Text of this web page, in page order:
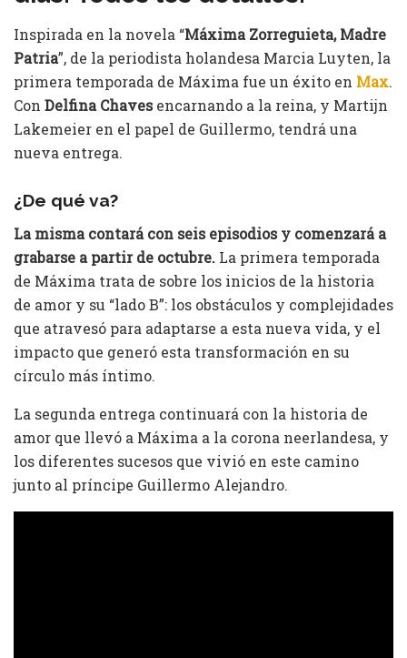
Inspirada en la novela “Máxima Zorreguieta, Madre
Patria”, de la periodista holandesa Marcia Luyten, la
primera temporada de Máxima fue un éxito en Max.
Con Delfina Chavesencarnando a la reina, y Martijn
Lakemeier en el papel de Guillermo, tendrá una
nueva entrega.
¿De qué va?
La misma contará con seis episodios y comenzará a
grabarse a partir de octubre. La primera temporada
de Máxima trata de sobre los inicios de la historia
de amor y su “lado B”: los obstáculos y complejidades
que atravesó para adaptarse a esta nueva vida, y el
impacto que generó esta transformación en su
círculo más íntimo.
La segunda entrega continuará con la historia de
amor que llevó a Máxima a la corona neerlandesa, y
los diferentes sucesos que vivió en este camino
junto al príncipe Guillermo Alejandro.